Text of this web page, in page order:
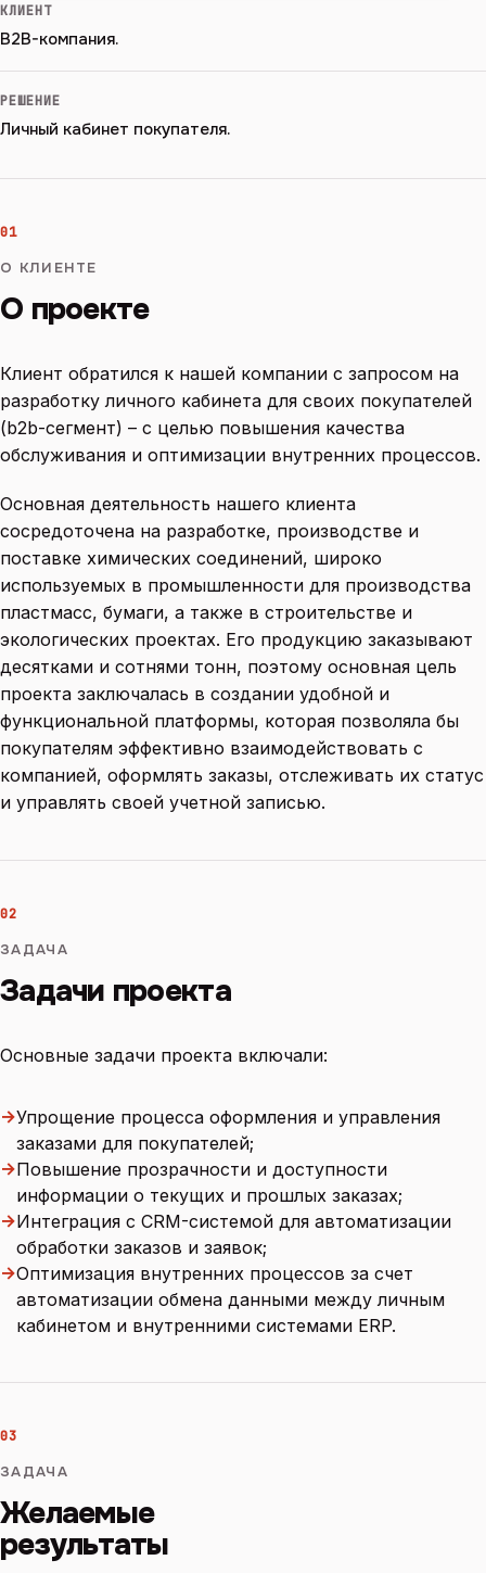
КЛИЕНТ
B2B-компания.
РЕШЕНИЕ
Личный кабинет покупателя.
01
О КЛИЕНТЕ
О проекте
Клиент обратился к нашей компании с запросом на
разработку личного кабинета для своих покупателей
(b2b-сегмент) – с целью повышения качества
обслуживания и оптимизации внутренних процессов.
Основная деятельность нашего клиента
сосредоточена на разработке, производстве и
поставке химических соединений, широко
используемых в промышленности для производства
пластмасс, бумаги, а также в строительстве и
экологических проектах. Его продукцию заказывают
десятками и сотнями тонн, поэтому основная цель
проекта заключалась в создании удобной и
функциональной платформы, которая позволяла бы
покупателям эффективно взаимодействовать с
компанией, оформлять заказы, отслеживать их статус
и управлять своей учетной записью.
02
ЗАДАЧА
Задачи проекта
Основные задачи проекта включали:
→Упрощение процесса оформления и управления
заказами для покупателей;
→Повышение прозрачности и доступности
информации о текущих и прошлых заказах;
→Интеграция с CRM-системой для автоматизации
обработки заказов и заявок;
→Оптимизация внутренних процессов за счет
автоматизации обмена данными между личным
кабинетом и внутренними системами ERP.
03
ЗАДАЧА
Желаемые
результаты